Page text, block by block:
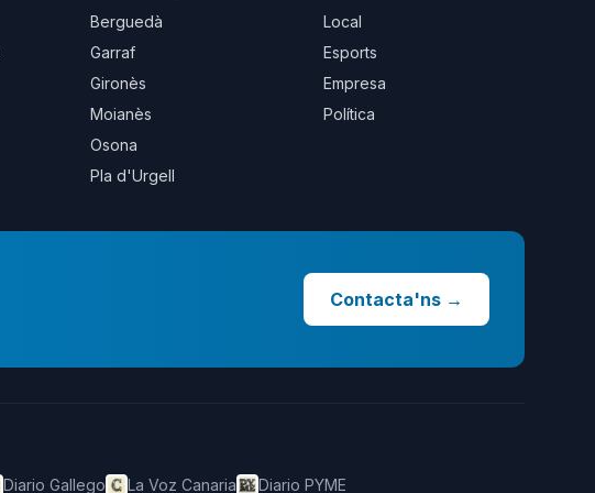
Berguedà
Garraf
Gironès
Moianès
Osona
Pla d'Urgell
Local
Esports
Empresa
Política
Contacta'ns →
Diario Gallego La Voz Canaria Diario PYME